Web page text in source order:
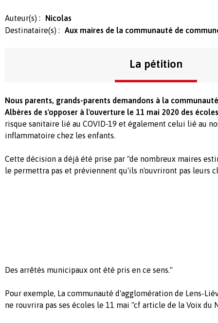
Auteur(s) :
Nicolas
Destinataire(s) :
Aux maires de la communauté de
La pétition
Nous parents, grands-parents demandons à la
Albères de s'opposer à l'ouverture le 11 mai 2020 des
risque sanitaire lié au COVID-19 et également celui lié au
inflammatoire chez les enfants.
Cette décision a déjà été prise par "de nombreux maires
le permettra pas et préviennent qu'ils n'ouvriront pas leurs
Des arrêtés municipaux ont été pris en ce sens."
Pour exemple, La communauté d'agglomération de Lens-
ne rouvrira pas ses écoles le 11 mai "cf article de la Voix du